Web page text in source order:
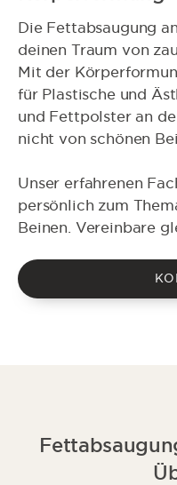
Die Fettabsaugung
deinen Traum von
Mit der
für Plastische und
und Fettpolster an
nicht von schönen
Unser erfahrenen
persönlich zum
Beinen. Vereinbare